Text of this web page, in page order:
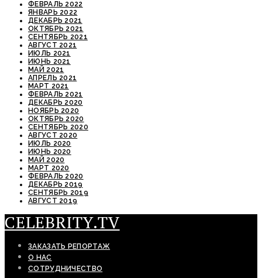
ФЕВРАЛЬ 2022
ЯНВАРЬ 2022
ДЕКАБРЬ 2021
ОКТЯБРЬ 2021
СЕНТЯБРЬ 2021
АВГУСТ 2021
ИЮЛЬ 2021
ИЮНЬ 2021
МАЙ 2021
АПРЕЛЬ 2021
МАРТ 2021
ФЕВРАЛЬ 2021
ДЕКАБРЬ 2020
НОЯБРЬ 2020
ОКТЯБРЬ 2020
СЕНТЯБРЬ 2020
АВГУСТ 2020
ИЮЛЬ 2020
ИЮНЬ 2020
МАЙ 2020
МАРТ 2020
ФЕВРАЛЬ 2020
ДЕКАБРЬ 2019
СЕНТЯБРЬ 2019
АВГУСТ 2019
CELEBRITY.TV
ЗАКАЗАТЬ РЕПОРТАЖ
О НАС
СОТРУДНИЧЕСТВО